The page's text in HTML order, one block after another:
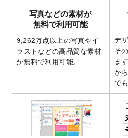
2025/12/22
2026年版4月始ま
テンプレート
を公
開いたしました。
2025/9/30
【新商品】クリア
きるようになりま
2026年午年の年賀
を公開いたしまし
2025/9/10
喪中はがき・寒中
レートを公開いた
2025/8/1
9,160万点以上の写
写真などの素材が
無料で利用可能
9,262万点以上の写真やイ
ラストなどの高品質な素材
が無料で利用可能。
デ
そ
ま
か
で